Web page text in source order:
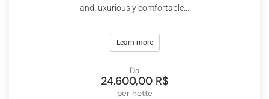
and luxuriously comfortable...
Learn more
Da
24.600,00 R$
per notte